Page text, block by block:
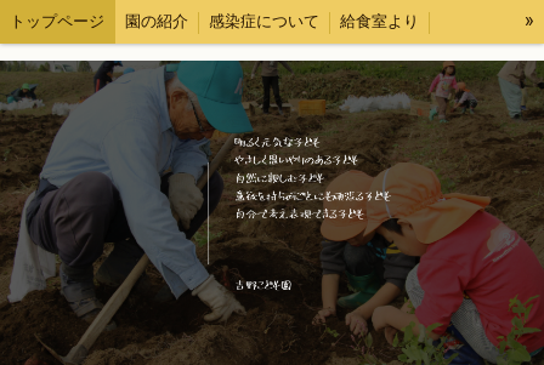
トップページ 園の紹介 感染症について 給食室より
各種様式 求人情報 ブログ 情報公開
»